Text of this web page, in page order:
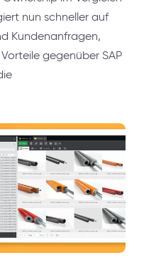
nun schneller auf
Kundenanfragen,
gegenüber SAP